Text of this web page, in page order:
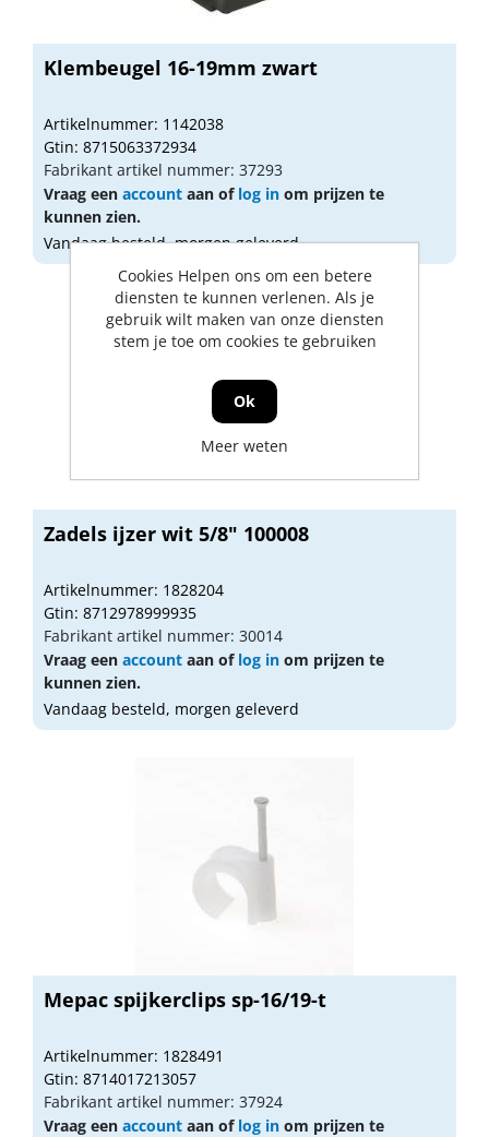
Klembeugel 16-19mm zwart
Artikelnummer: 1142038
Gtin: 8715063372934
Fabrikant artikel nummer: 37293
Vraag een account aan of log in om prijzen te
kunnen zien.
Vandaag besteld, morgen geleverd
Zadels ijzer wit 5/8" 100008
Artikelnummer: 1828204
Gtin: 8712978999935
Fabrikant artikel nummer: 30014
Vraag een account aan of log in om prijzen te
kunnen zien.
Vandaag besteld, morgen geleverd
Mepac spijkerclips sp-16/19-t
Artikelnummer: 1828491
Gtin: 8714017213057
Fabrikant artikel nummer: 37924
Vraag een account aan of log in om prijzen te
Cookies Helpen ons om een betere
diensten te kunnen verlenen. Als je
gebruik wilt maken van onze diensten
stem je toe om cookies te gebruiken
Ok
Meer weten